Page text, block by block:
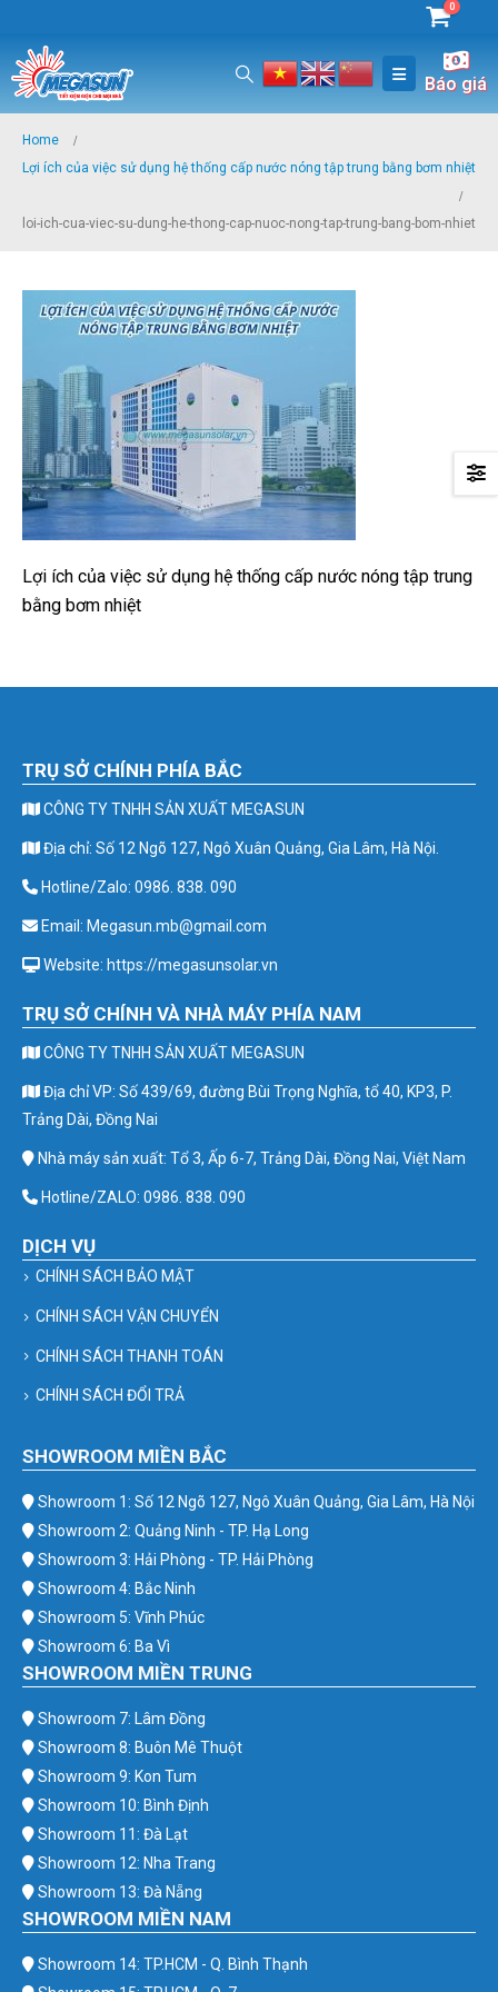
0
Báo giá
Home
Lợi ích của việc sử dụng hệ thống cấp nước nóng tập trung bằng bơm nhiệt
loi-ich-cua-viec-su-dung-he-thong-cap-nuoc-nong-tap-trung-bang-bom-nhiet
Lợi ích của việc sử dụng hệ thống cấp nước nóng tập trung
bằng bơm nhiệt
TRỤ SỞ CHÍNH PHÍA BẮC
CÔNG TY TNHH SẢN XUẤT MEGASUN
Địa chỉ: Số 12 Ngõ 127, Ngô Xuân Quảng, Gia Lâm, Hà Nội.
Hotline/Zalo: 0986. 838. 090
Email: Megasun.mb@gmail.com
Website: https://megasunsolar.vn
TRỤ SỞ CHÍNH VÀ NHÀ MÁY PHÍA NAM
CÔNG TY TNHH SẢN XUẤT MEGASUN
Địa chỉ VP: Số 439/69, đường Bùi Trọng Nghĩa, tổ 40, KP3, P.
Trảng Dài, Đồng Nai
Nhà máy sản xuất: Tổ 3, Ấp 6-7, Trảng Dài, Đồng Nai, Việt Nam
Hotline/ZALO: 0986. 838. 090
DỊCH VỤ
CHÍNH SÁCH BẢO MẬT
CHÍNH SÁCH VẬN CHUYỂN
CHÍNH SÁCH THANH TOÁN
CHÍNH SÁCH ĐỔI TRẢ
SHOWROOM MIỀN BẮC
Showroom 1: Số 12 Ngõ 127, Ngô Xuân Quảng, Gia Lâm, Hà Nội
Showroom 2: Quảng Ninh - TP. Hạ Long
Showroom 3: Hải Phòng - TP. Hải Phòng
Showroom 4: Bắc Ninh
Showroom 5: Vĩnh Phúc
Showroom 6: Ba Vì
SHOWROOM MIỀN TRUNG
Showroom 7: Lâm Đồng
Showroom 8: Buôn Mê Thuột
Showroom 9: Kon Tum
Showroom 10: Bình Định
Showroom 11: Đà Lạt
Showroom 12: Nha Trang
Showroom 13: Đà Nẵng
SHOWROOM MIỀN NAM
Showroom 14: TP.HCM - Q. Bình Thạnh